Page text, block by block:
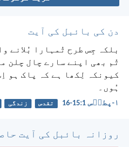
دن کی بائبل کی آیت
بلکہ جِس طرح تُمہارا بُلانے
تُم بھی اپنے سارے چال چلن
کیونکہ لِکھا ہے کہ پاک ہو
ہُوں۔
۱-پطرؔس 1:‏15-‏16 تقدس زندگی
روزانہ بائبل کی آیت